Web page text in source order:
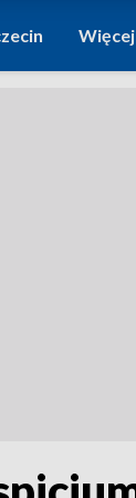
Więcej